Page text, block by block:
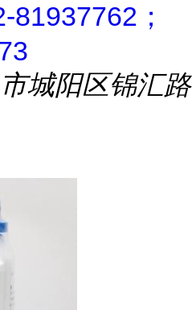
81937762；
城阳区锦汇路